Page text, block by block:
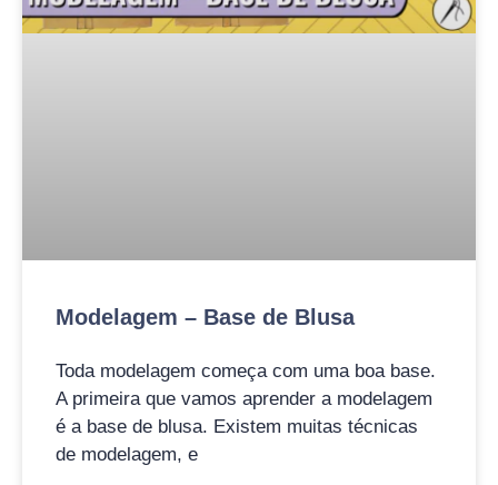
Modelagem – Base de Blusa
Toda modelagem começa com uma boa base.
A primeira que vamos aprender a modelagem
é a base de blusa. Existem muitas técnicas
de modelagem, e